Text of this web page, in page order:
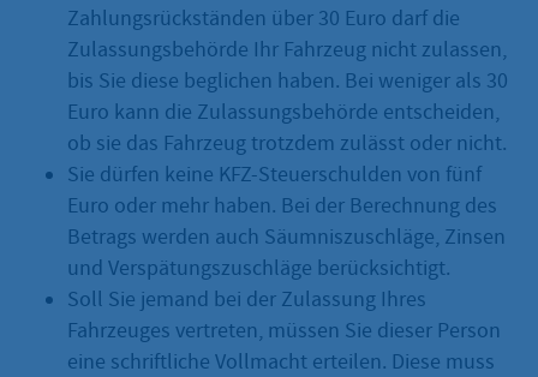
Zahlungsrückständen über 30 Euro darf die
Zulassungsbehörde Ihr Fahrzeug nicht zulassen,
bis Sie diese beglichen haben. Bei weniger als 30
Euro kann die Zulassungsbehörde entscheiden,
ob sie das Fahrzeug trotzdem zulässt oder nicht.
Sie dürfen keine KFZ-Steuerschulden von fünf
Euro oder mehr haben. Bei der Berechnung des
Betrags werden auch Säumniszuschläge, Zinsen
und Verspätungszuschläge berücksichtigt.
Soll Sie jemand bei der Zulassung Ihres
Fahrzeuges vertreten, müssen Sie dieser Person
eine schriftliche Vollmacht erteilen. Diese muss